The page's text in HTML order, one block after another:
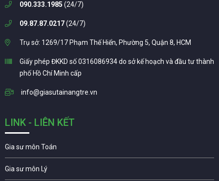
090.333.1985 (24/7)
09.87.87.0217(24/7)
Trụ sở: 1269/17 Phạm Thế Hiển, Phường 5, Quận 8, HCM
Giấy phép ĐKKD số 0316086934 do sở kế hoạch và đầu tư thành
phố Hồ Chí Minh cấp
info@giasutainangtre.vn
LINK - LIÊN KẾT
Gia sư môn Toán
Gia sư môn Lý